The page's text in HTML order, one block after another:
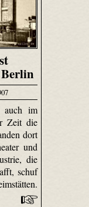
auch im
Zeit die
dort
und
die
schuf